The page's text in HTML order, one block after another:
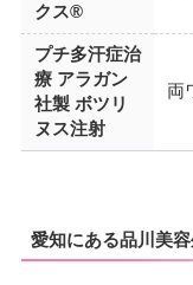
クス®
プチ多汗症治
療 アラガン
社製 ボツリ
ヌス注射
両
愛知にある品川美